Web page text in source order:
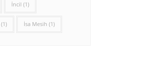
İncil (1)
(1) İsa Mesih (1)